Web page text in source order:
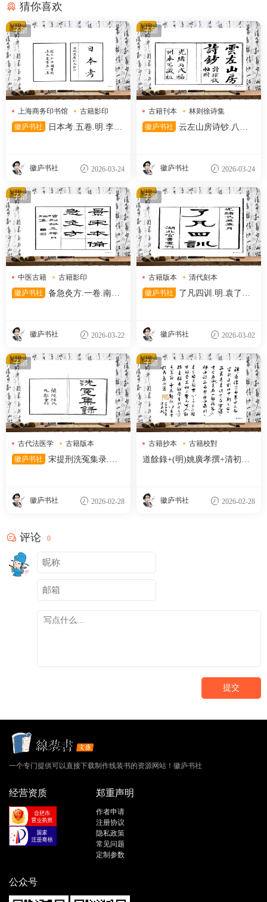
猜你喜欢
子部
上海商务印书馆
古籍影印
日本考
徽庐书社
日本考.五卷.明.李言
国国家图书馆藏
徽庐书社 2026-03-24
VIP 子部
古籍刊本
林则徐诗集
清代刊本
徽庐书社
云左山房诗钞.八卷.
徽庐书社 2026-03-24
VIP
子部
中医古籍
古籍影印
宋代刻本
徽庐书社
备急灸方.一卷.南宋.
刊本
徽庐书社 2026-03-22
VIP 子部
古籍版本
清代刻本
清代文献
徽庐书社
了凡四训.明.袁了凡
徽庐书社 2026-03-02
VIP
子部
古代法医学
古籍版本
孙星衍
徽庐书社
宋提刑洗冤集录.五
校
徽庐书社 2026-02-28
VIP 子部
古籍抄本
古籍校對
明代刻本
道餘錄+(明)姚廣孝撰+清初抄
徽庐书社 2026-02-28
VIP
评论 0
提交
一个专门提供可以直接下载制作线装书的资源网站！徽庐书社
经营资质 郑重声明
作者申请
注册协议
隐私政策
常见问题
定制参数
公众号